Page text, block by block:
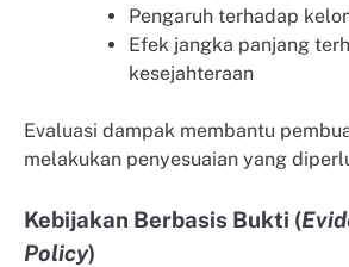
Pengaruh terhadap
Efek jangka panjang
kesejahteraan
Evaluasi dampak membantu
melakukan penyesuaian yang
Kebijakan Berbasis Bukti (
Policy)